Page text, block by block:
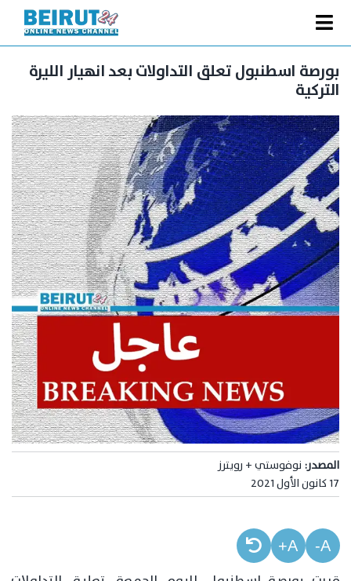
content
Toggle
Navigation
الصفحة الرئيسية
سياسة
اقتصاد
فنّ
رياضة
متفرقات
Podcast
من نحن
البحث
بورصة اسطنبول تعلق التداولات بعد انهيار الليرة
التركية
المصدر: نوفوستي + رويترز
17 كانون الأول 2021
A-
A+